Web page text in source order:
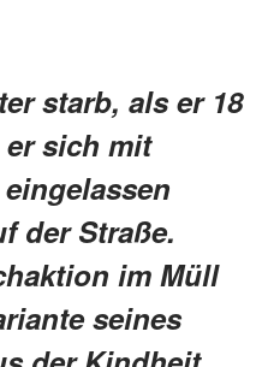
starb, als er 18
sich mit
der Straße.
im Müll
seines